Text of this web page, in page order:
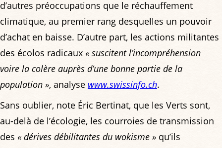
d’autres préoccupations que le réchauffement
climatique, au premier rang desquelles un pouvoir
d’achat en baisse. D’autre part, les actions militantes
des écolos radicaux « suscitent l’incompréhension
voire la colère auprès d’une bonne partie de la
population », analyse www.swissinfo.ch.
Sans oublier, note Éric Bertinat, que les Verts sont,
au-delà de l’écologie, les courroies de transmission
des « dérives débilitantes du wokisme » qu’ils